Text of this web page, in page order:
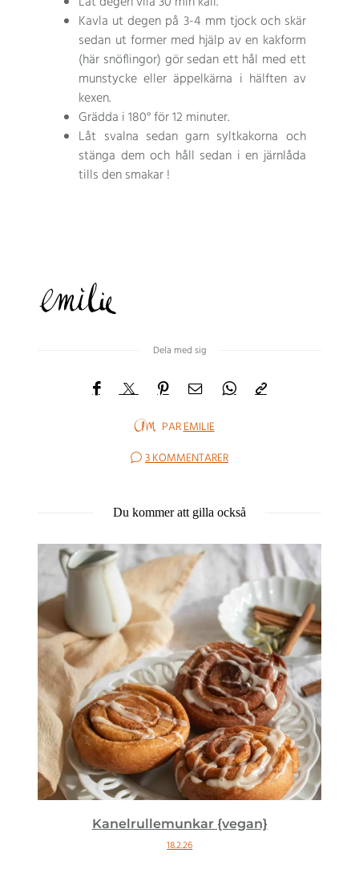
Kavla ut degen på 3-4 mm tjock och skär
sedan ut former med hjälp av en kakform
(här snöflingor) gör sedan ett hål med ett
munstycke eller äppelkärna i hälften av
kexen.
Grädda i 180° för 12 minuter.
Låt svalna sedan garn syltkakorna och
stänga dem och håll sedan i en järnlåda
tills den smakar !
Dela med sig
PAREMILIE
3 KOMMENTARER
Du kommer att gilla också
Kanelrullemunkar {vegan}
18.2.26